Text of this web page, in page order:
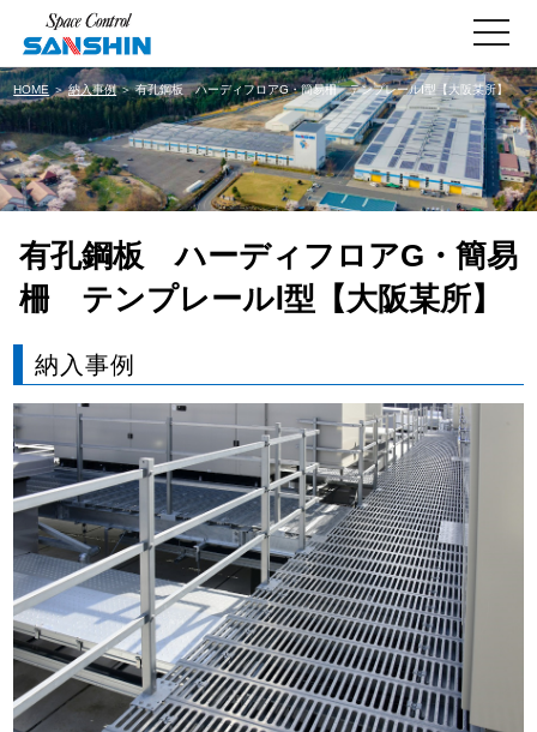
toggle
HOME ＞納入事例＞ 有孔鋼板 ハーディフロアG・簡易柵 テンプレールⅠ型【大阪某所】
有孔鋼板 ハーディフロアG・簡易
柵 テンプレールⅠ型【大阪某所】
納入事例